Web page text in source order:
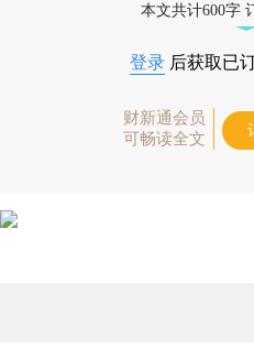
本文共计600字
登录 后获取已
财新通会员
可畅读全文